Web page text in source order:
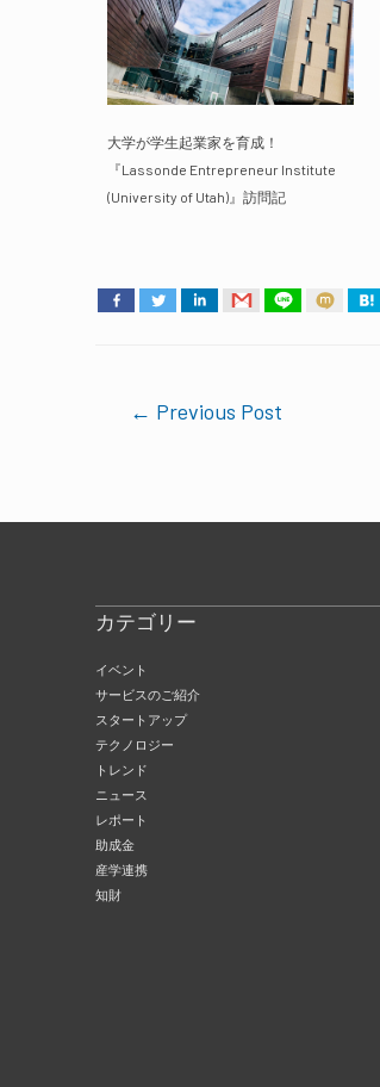
大学が学生起業家を育成！
『Lassonde Entrepreneur Institute
(University of Utah)』訪問記
Post
← Previous Post
カテゴリー
イベント
サービスのご紹介
スタートアップ
テクノロジー
トレンド
ニュース
レポート
助成金
産学連携
知財